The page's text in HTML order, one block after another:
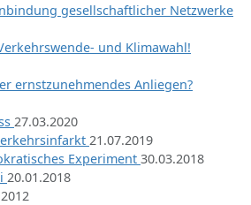
gesellschaftlicher Netzwerke
und Klimawahl!
ernstzunehmendes Anliegen?
27.03.2020
21.07.2019
Experiment 30.03.2018
20.01.2018